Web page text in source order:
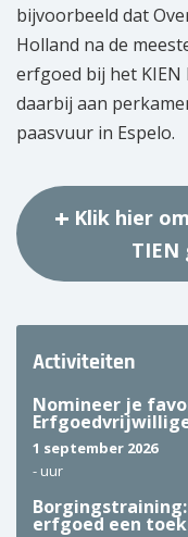
bijvoorbeeld dat
Holland na de
erfgoed bij het
daarbij aan
paasvuur in Espelo.
Klik hier
TIEN
Activiteiten
Nomineer je
1 september 2026
- uur
erfgoed een